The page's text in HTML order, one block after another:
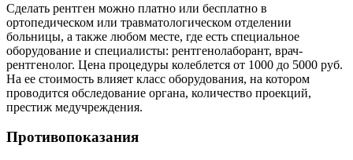
Сделать рентген можно платно или бесплатно в
ортопедическом или травматологическом отделении
больницы, а также любом месте, где есть специальное
оборудование и специалисты: рентгенолаборант, врач-
рентгенолог. Цена процедуры колеблется от 1000 до 5000 руб.
На ее стоимость влияет класс оборудования, на котором
проводится обследование органа, количество проекций,
престиж медучреждения.
Противопоказания